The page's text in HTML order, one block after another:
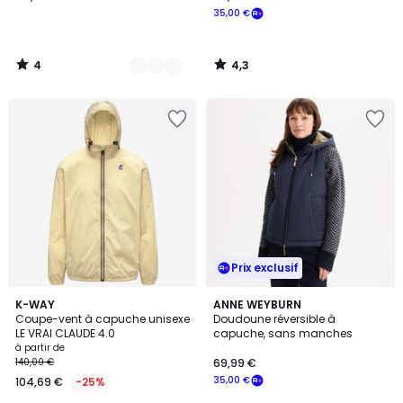
4
/
35,00 €
4,3
/
K-WAY
Coupe-vent à capuche unisexe
LE VRAI CLAUDE 4.0
à partir de
140,00 €
104,69 € -25%
3,8
/ 5
11
Couleurs
Prix exclusif
ANNE WEYBURN
Doudoune réversible à
capuche, sans manches
35,00 €
69,99 €
5
/
5
4
Couleurs